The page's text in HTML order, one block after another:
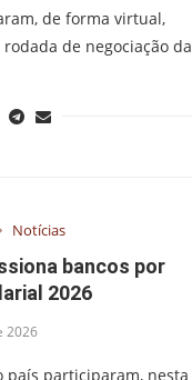
de forma virtual,
de negociação da
Notícias
bancos por
2026
2026
país participaram, nesta